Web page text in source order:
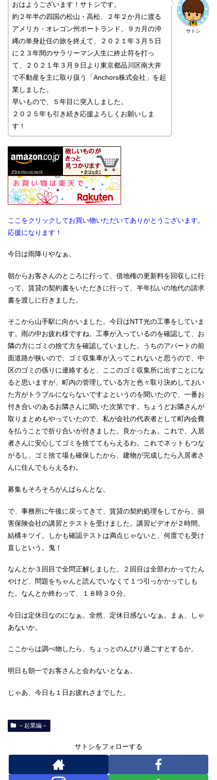
サトシ
おはようございます！サトシです。
約２年半の四国の松山・高松、２年２か月に渡る
アメリカ・オレゴン州ポートランド、９カ月の沖
縄の単身赴任の旅を終えて、２０２１年３月５日
に２３年間のサラリーマン人生に終止符を打っ
て、２０２１年３月９日より東京都品川区南大井
で不動産を主に取り扱う「Anchors株式会社」を起
業しました。
早いもので、５年目に突入しました。
２０２５年も引き続き応援よろしくお願いしま
す！
ここをクリックしてお買い物いただいてありがとうございます。
応援になります！
今日は雨降りやなぁ。
朝からお客さんのところに行って、借地権の更新料を回収しに行
って、賃貸の契約書をいただきに行って、半年払いの地代の請求
書を渡しに行きました。
そこから山手駅に向かいました。今日はNTT光の工事をしていま
す。雨の中お疲れ様ですね。工事が入っているのを確認して、お
隣の方にゴミの捨て方を確認していました。うちのアパートの前
面道路が狭いので、ゴミ収集車が入ってこれないと思うので、中
区のゴミの係りに連絡すると、ここのゴミ収集所に出すことにな
ると思いますが、町内の管理している方と色々取り決めしておい
た方がトラブルにならないですよというのを聞いたので、一番お
付き合いのあるお隣さんに聞いた次第です。ちょうどお隣さんが
取りまとめもやっていたので、私が会社の代表者として町内会費
を払うことで折り合いが付きました。良かったぁ。これで、入居
者さんに安心してゴミを捨ててもらえるわ。これでネットもつな
がるし、ゴミ捨て場も確保したから、建物が完成したら入居者さ
んに住んでもらえるわ。
募集もそろそろがんばらんとな。
で、事務所に午後に戻ってきて、賃貸の契約処理をしてから、損
害保険会社の講習とテストを受けました。講習ビデオが２時間。
結構キツイ。しかも確認テストは満点じゃないと、何度でも受け
直しという。鬼！
なんとか３回目で全問正解しました。２回目は全部わかってたん
やけど、問題をちゃんと読んでいなくて１つ引っかかってしも
た。なんとか終わって、１８時３０分。
今日は定休日なのになぁ。全然、定休日感ないなぁ。まぁ、しゃ
あないか。
ここからは調べ物したら、ちょっとのんびり過ごすとするか。
明日も朝一でお客さんと会わないとなぁ。
じゃあ、今日も１日お疲れさまでした。
～起業編～
サトシをフォローする